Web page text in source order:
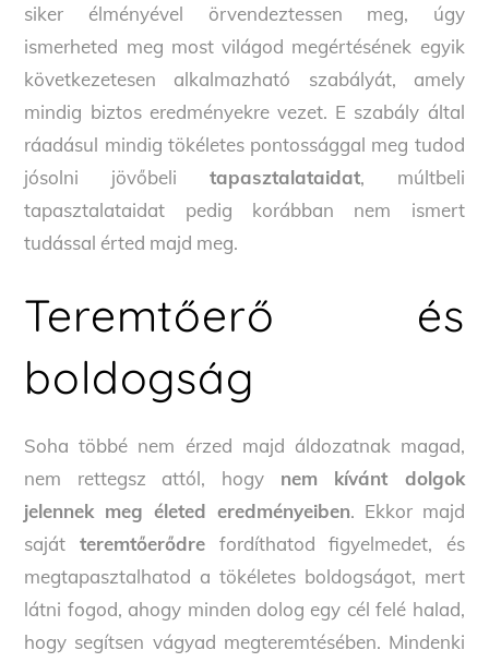
siker élményével örvendeztessen meg, úgy
ismerheted meg most világod megértésének egyik
következetesen alkalmazható szabályát, amely
mindig biztos eredményekre vezet. E szabály által
ráadásul mindig tökéletes pontossággal meg tudod
jósolni jövőbeli tapasztalataidat, múltbeli
tapasztalataidat pedig korábban nem ismert
tudással érted majd meg.
Teremtőerő és
boldogság
Soha többé nem érzed majd áldozatnak magad,
nem rettegsz attól, hogy nem kívánt dolgok
jelennek meg életed eredményeiben. Ekkor majd
saját teremtőerődrefordíthatod figyelmedet, és
megtapasztalhatod a tökéletes boldogságot, mert
látni fogod, ahogy minden dolog egy cél felé halad,
hogy segítsen vágyad megteremtésében. Mindenki